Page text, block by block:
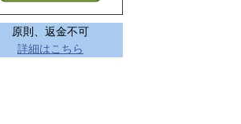
原則、返金不可
詳細はこちら